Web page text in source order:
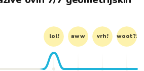
lol! aww vrh! woot?!